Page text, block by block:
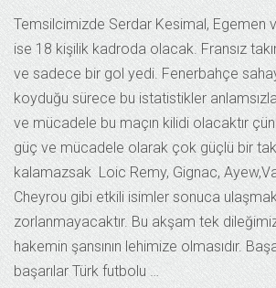
Temsilcimizde Serdar Kesimal, Egemen
ise 18 kişilik kadroda olacak. Fransız
ve sadece bir gol yedi. Fenerbahçe
koyduğu sürece bu istatistikler
ve mücadele bu maçın kilidi olacaktır
güç ve mücadele olarak çok güçlü bir
kalamazsak Loic Remy, Gignac,
Cheyrou gibi etkili isimler sonuca
zorlanmayacaktır. Bu akşam tek
hakemin şansının lehimize olmasıdır.
başarılar Türk futbolu …